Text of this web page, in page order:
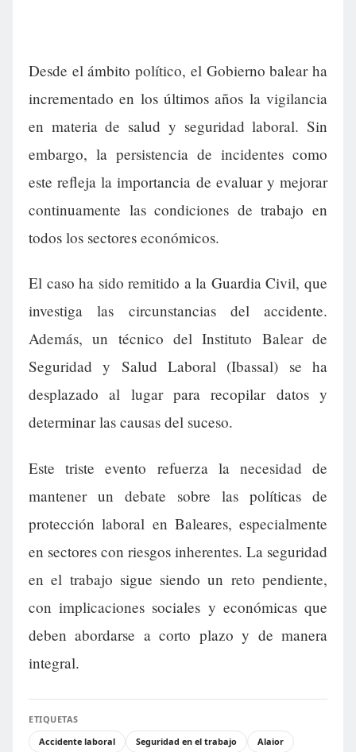
Desde el ámbito político, el Gobierno balear ha
incrementado en los últimos años la vigilancia
en materia de salud y seguridad laboral. Sin
embargo, la persistencia de incidentes como
este refleja la importancia de evaluar y mejorar
continuamente las condiciones de trabajo en
todos los sectores económicos.
El caso ha sido remitido a la Guardia Civil, que
investiga las circunstancias del accidente.
Además, un técnico del Instituto Balear de
Seguridad y Salud Laboral (Ibassal) se ha
desplazado al lugar para recopilar datos y
determinar las causas del suceso.
Este triste evento refuerza la necesidad de
mantener un debate sobre las políticas de
protección laboral en Baleares, especialmente
en sectores con riesgos inherentes. La seguridad
en el trabajo sigue siendo un reto pendiente,
con implicaciones sociales y económicas que
deben abordarse a corto plazo y de manera
integral.
ETIQUETAS
Accidente laboral
Seguridad en el trabajo
Alaior